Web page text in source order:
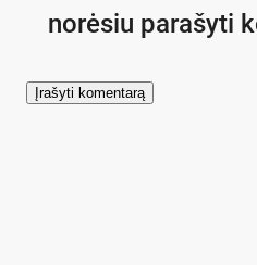
norėsiu parašyti